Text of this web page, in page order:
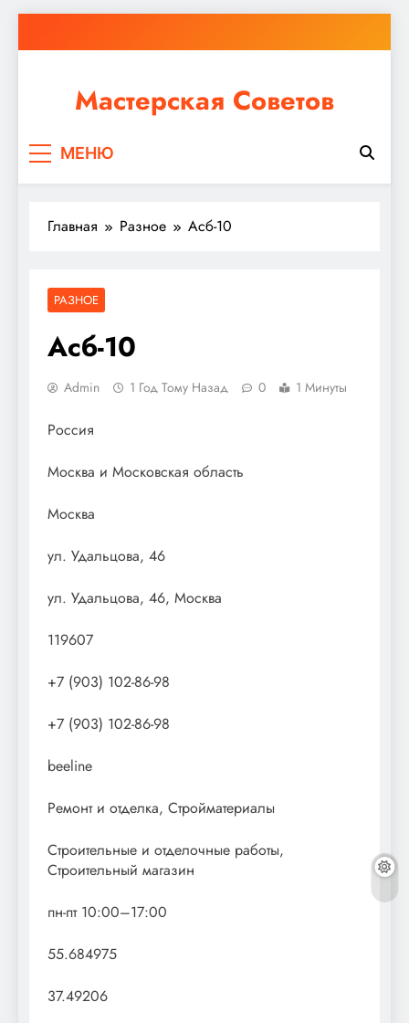
к
Мастерская Советов
ремонт или крупное строительство, в Мастерской
МЕНЮ
Главная Разное Асб-10
РАЗНОЕ
Асб-10
Admin 1 Год Тому Назад 0 1 Минуты
Россия
Москва и Московская область
Москва
ул. Удальцова, 46
ул. Удальцова, 46, Москва
119607
+7 (903) 102-86-98
+7 (903) 102-86-98
beeline
Ремонт и отделка, Стройматериалы
Строительные и отделочные работы,
Строительный магазин
пн-пт 10:00–17:00
55.684975
37.49206